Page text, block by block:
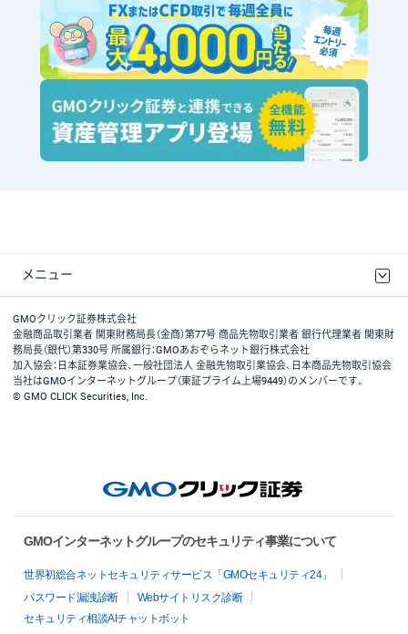
メニュー
取引規程・約款
最良執行方針
ディスクレイマー
リスク説明
GMOクリック証券ホームページ
GMOクリック証券株式会社
金融商品取引業者 関東財務局長（金商）第77号 商品先物取引業者 銀行代理業者 関東財
務局長（銀代）第330号 所属銀行：GMOあおぞらネット銀行株式会社
加入協会：日本証券業協会、一般社団法人 金融先物取引業協会、日本商品先物取引協会
当社はGMOインターネットグループ（東証プライム上場9449）のメンバーです。
© GMO CLICK Securities, Inc.
GMOインターネットグループのセキュリティ事業について
世界初総合ネットセキュリティサービス「GMOセキュリティ24」
パスワード漏洩診断
Webサイトリスク診断
セキュリティ相談AIチャットボット